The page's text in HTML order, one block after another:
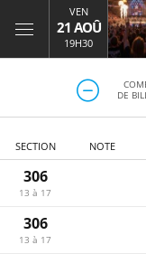
VEN
21 AOÛ
19H30
DE
SECTION NOTE
306
13 à 17
306
13 à 17